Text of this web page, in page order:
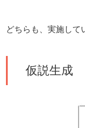
どちらも、実施して
仮説生成